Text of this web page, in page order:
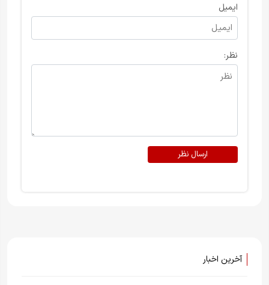
ایمیل
نظر:
ارسال نظر
آخرین اخبار